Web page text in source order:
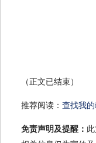
（正文已结束）
推荐阅读： 查找我的
免责声明及提醒：